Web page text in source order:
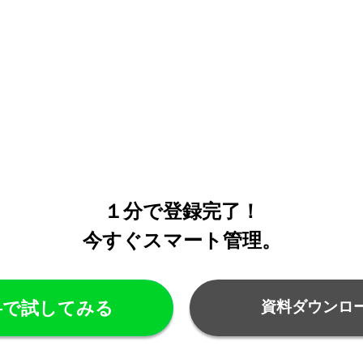
１分で登録完了！
今すぐスマート管理。
試してみる 資料ダウンロ